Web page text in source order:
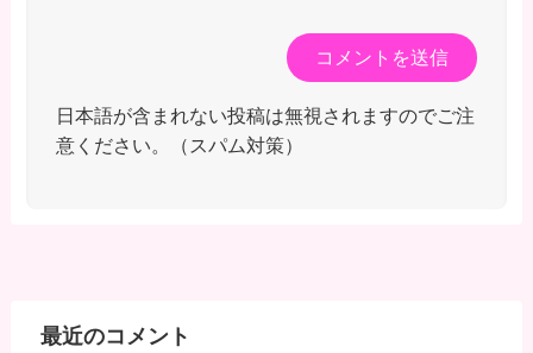
日本語が含まれない投稿は無視されますのでご注
意ください。（スパム対策）
最近のコメント